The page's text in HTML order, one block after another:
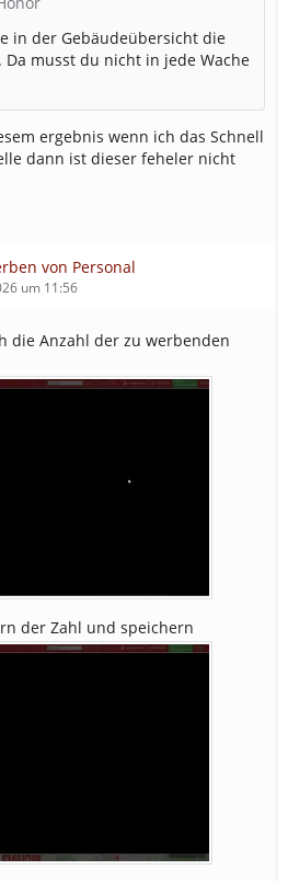
in der Gebäudeübersicht die
Da musst du nicht in jede Wache
ergebnis wenn ich das Schnell
dann ist dieser feheler nicht
von Personal
um 11:56
die Anzahl der zu werbenden
der Zahl und speichern